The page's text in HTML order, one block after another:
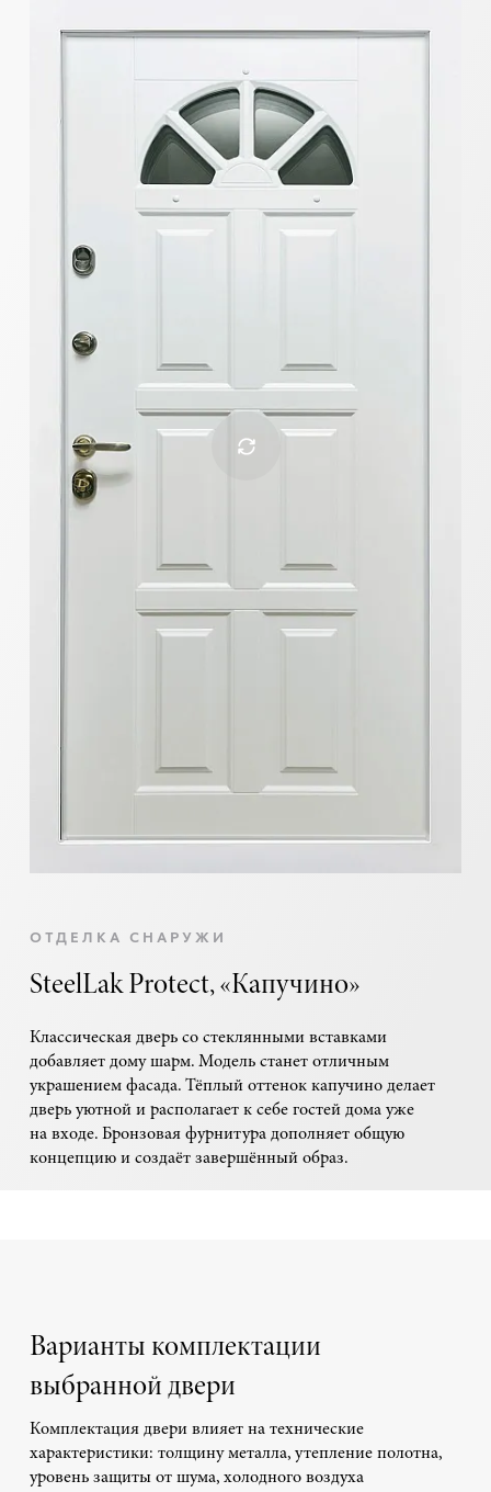
ОТДЕЛКА СНАРУЖИ
SteelLak Protect, «Капучино»
Классическая дверь со стеклянными вставками
добавляет дому шарм. Модель станет отличным
украшением фасада. Тёплый оттенок капучино делает
дверь уютной и располагает к себе гостей дома уже
на входе. Бронзовая фурнитура дополняет общую
концепцию и создаёт завершённый образ.
Варианты комплектации
выбранной двери
Комплектация двери влияет на технические
характеристики: толщину металла, утепление полотна,
уровень защиты от шума, холодного воздуха